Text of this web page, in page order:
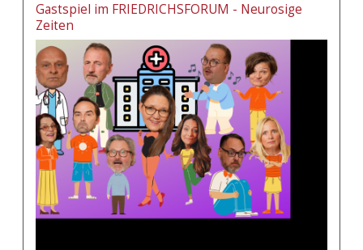
Gastspiel im FRIEDRICHSFORUM - Neurosige
Zeiten